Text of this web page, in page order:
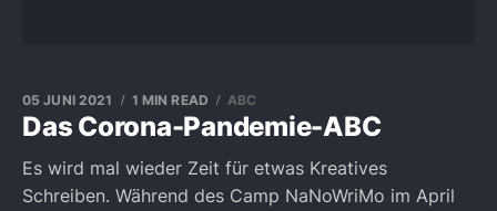
Das Corona-Pandemie-ABC
05 JUNI 2021 1 MIN READ ABC
Es wird mal wieder Zeit für etwas Kreatives
Schreiben. Während des Camp NaNoWriMo im April